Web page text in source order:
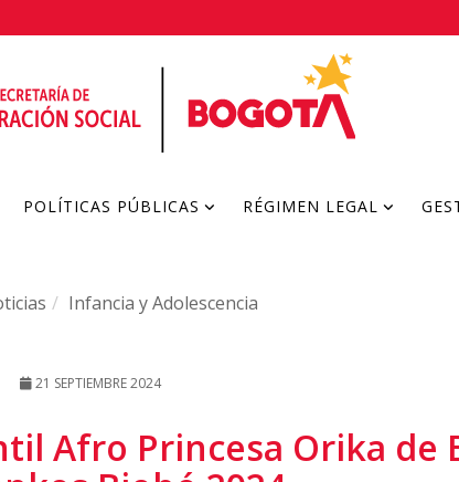
POLÍTICAS PÚBLICAS RÉGIMEN LEGAL
Infancia y Adolescencia
21 SEPTIEMBRE 2024
Afro Princesa Orika de